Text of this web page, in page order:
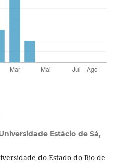
Estácio de Sá,
do Estado do Rio de